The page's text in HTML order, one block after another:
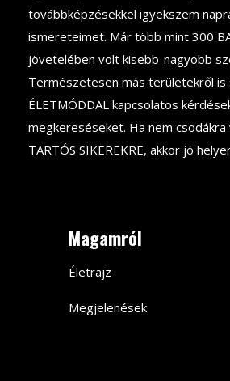
továbbképzésekkel igyekszem
ismereteimet. Már több mint 300
jövetelében volt kisebb-nagyobb
Természetesen más területekről is
ÉLETMÓDDAL kapcsolatos
megkereséseket. Ha nem csodákra
TARTÓS SIKEREKRE, akkor jó
Magamról
Életrajz
Megjelenések